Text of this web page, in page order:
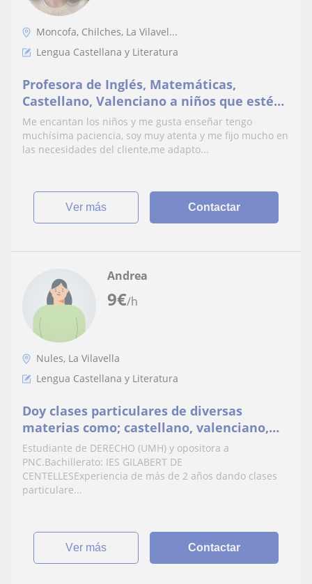
Moncofa, Chilches, La Vilavel...
Lengua Castellana y Literatura
Profesora de Inglés, Matemáticas,
Castellano, Valenciano a niños que estén
en Primaria
Me encantan los niños y me gusta enseñar tengo
muchísima paciencia, soy muy atenta y me fijo mucho en
las necesidades del cliente,me adapto...
ver más Contactar
9€/h
Andrea
Nules, La Vilavella
Lengua Castellana y Literatura
Doy clases particulares de diversas
materias como; castellano, valenciano,
historia (PRIMARIA) También INFANTILA
Estudiante de DERECHO (UMH) y opositora a
PNC.Bachillerato: IES GILABERT DE
CENTELLESExperiencia de más de 2 años dando clases
particulare...
ver más Contactar